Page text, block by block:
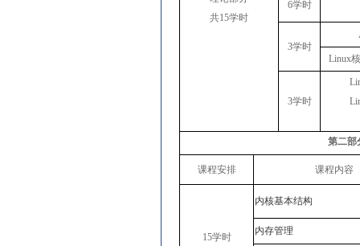
共15学时
6学时
3学时
Linux
3学时
第二部
课程安排 课程内容
15学时
内核基本结构
内存管理